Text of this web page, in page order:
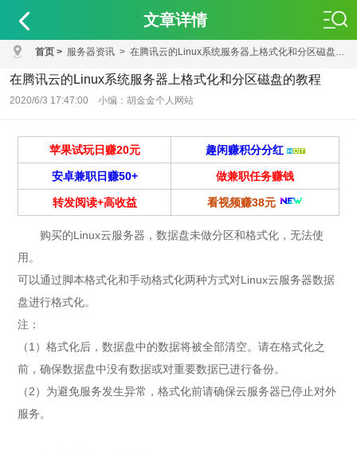
文章详情
首页 > 服务器资讯 > 在腾讯云的Linux系统服务器上格式化和分区磁盘的教程
在腾讯云的Linux系统服务器上格式化和分区磁盘的教程
2020/6/3 17:47:00 小编：胡金金个人网站
苹果试玩日赚20元 趣闲赚积分分红
安卓兼职日赚50+ 做兼职任务赚钱
转发阅读+高收益 看视频赚38元
购买的Linux云服务器，数据盘未做分区和格式化，无法使
用。
可以通过脚本格式化和手动格式化两种方式对Linux云服务器数据
盘进行格式化。
注：
（1）格式化后，数据盘中的数据将被全部清空。请在格式化之
前，确保数据盘中没有数据或对重要数据已进行备份。
（2）为避免服务发生异常，格式化前请确保云服务器已停止对外
服务。